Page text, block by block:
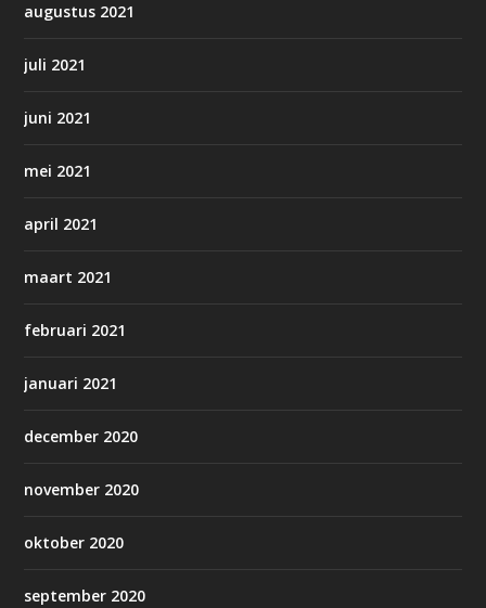
augustus 2021
juli 2021
juni 2021
mei 2021
april 2021
maart 2021
februari 2021
januari 2021
december 2020
november 2020
oktober 2020
september 2020